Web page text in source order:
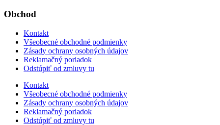
Obchod
Kontakt
Všeobecné obchodné podmienky
Zásady ochrany osobných údajov
Reklamačný poriadok
Odstúpiť od zmluvy tu
Kontakt
Všeobecné obchodné podmienky
Zásady ochrany osobných údajov
Reklamačný poriadok
Odstúpiť od zmluvy tu